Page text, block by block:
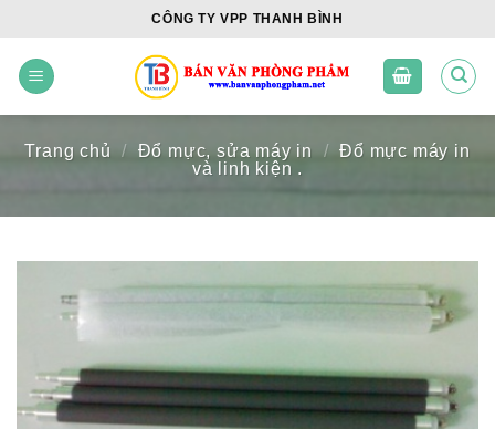
content
CÔNG TY VPP THANH BÌNH
Trang chủ / Đổ mực, sửa máy in / Đổ mực máy in
và linh kiện .